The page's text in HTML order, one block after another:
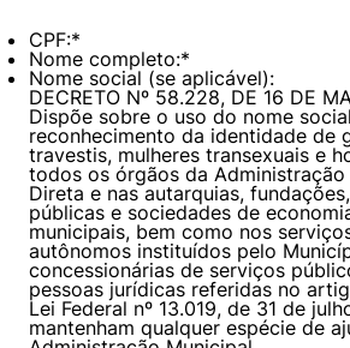
CPF:*
Nome completo:*
Nome social (se aplicável):
DECRETO Nº 58.228, DE 16 DE
Dispõe sobre o uso do nome
reconhecimento da identidade de
travestis, mulheres transexuais e
todos os órgãos da Administração
Direta e nas autarquias,
públicas e sociedades de
municipais, bem como nos
autônomos instituídos pelo
concessionárias de serviços
pessoas jurídicas referidas no
Lei Federal nº 13.019, de 31 de
mantenham qualquer espécie de